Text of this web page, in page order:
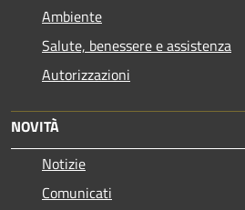
Ambiente
Salute, benessere e assistenza
Autorizzazioni
NOVITÀ
Notizie
Comunicati